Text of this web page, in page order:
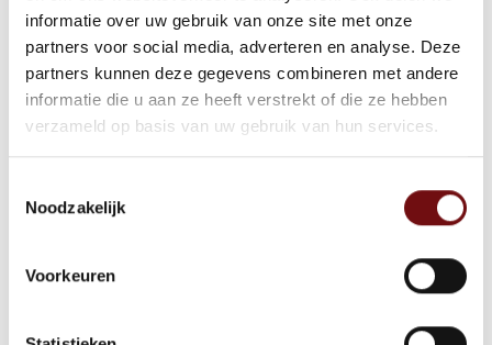
informatie over uw gebruik van onze site met onze
partners voor social media, adverteren en analyse. Deze
partners kunnen deze gegevens combineren met andere
informatie die u aan ze heeft verstrekt of die ze hebben
verzameld op basis van uw gebruik van hun services.
Noodzakelijk
Voorkeuren
feedback is essentieel om de kwaliteit
van e-learning cursussen te waarborgen
en verbeteren.
Trends in e-learning
E-learning voor zorgprofessionals is
trends,
ontstaan om persoonlijke leerervaringen
te creëren door sterke en zwakke punten
van een student te identificeren. Micro-